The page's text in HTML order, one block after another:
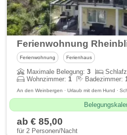
Ferienwohnung
Ferienwohnung Ferienhaus
Maximale Belegung:3
Wohnzimmer:1 Badezimmer:
An den Weinbergen · Urlaub mit dem Hund ·
ab € 85,00
für 2 Personen/Nacht